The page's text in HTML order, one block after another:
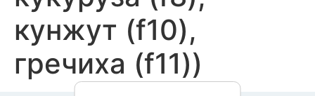
кунжут (f10),
гречиха (f11))